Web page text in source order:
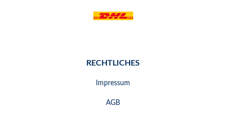
RECHTLICHES
Impressum
AGB